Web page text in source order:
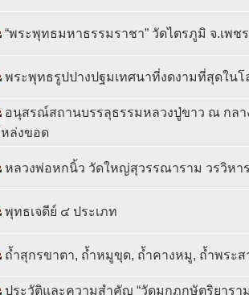
“พระพุทธมหาธรรมราชา” วัดไตรภูมิ จ.เพช
พระพุทธรูปปางปฐมเทศนาที่งดงามที่สุดในโ
อนุสรณ์สถานบรรลุธรรมหลวงปู่ขาว ณ กลา
ล่งขอด
หลวงพ่อหกนิ้ว วัดใหญ่สุวรรณาราม วรวิหา
พุทธเจดีย์ ๔ ประเภท
ถ้ำสุกรขาตา, ถ้ำหมูขุด, ถ้ำคางหมู, ถ้ำพระส
ประวัติและความสำคัญ “วัดมกุฏกษัตริยารา